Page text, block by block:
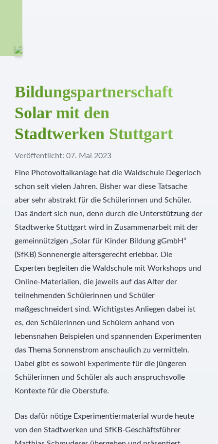
Bildungspartnerschaft
Solar mit den
Stadtwerken Stuttgart
Veröffentlicht: 07. Mai 2023
Eine Photovoltaikanlage hat die Waldschule Degerloch
schon seit vielen Jahren. Bisher war diese Tatsache
aber sehr abstrakt für die Schülerinnen und Schüler.
Das ändert sich nun, denn durch die Unterstützung der
Stadtwerke Stuttgart wird in Zusammenarbeit mit der
gemeinnützigen „Solar für Kinder Bildung gGmbH“
(SfKB) Sonnenergie altersgerecht erlebbar. Die
Experten begleiten die Waldschule mit Workshops und
Online-Materialien, die jeweils auf das Alter der
teilnehmenden Schülerinnen und Schüler
maßgeschneidert sind. Wichtigstes Anliegen dabei ist
es, den Schülerinnen und Schülern anhand von
lebensnahen Beispielen und spannenden Experimenten
das Thema Sonnenstrom anschaulich zu vermitteln.
Dabei gibt es sowohl Experimente für die jüngeren
Schülerinnen und Schüler als auch anspruchsvolle
Kontexte für die Oberstufe.
Das dafür nötige Experimentiermaterial wurde heute
von den Stadtwerken und SfKB-Geschäftsführer